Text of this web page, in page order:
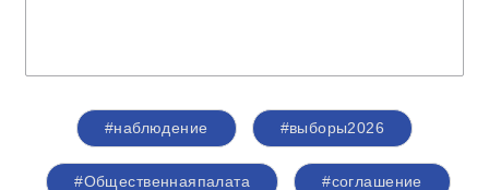
#наблюдение #выборы2026
#Общественнаяпалата #соглашение